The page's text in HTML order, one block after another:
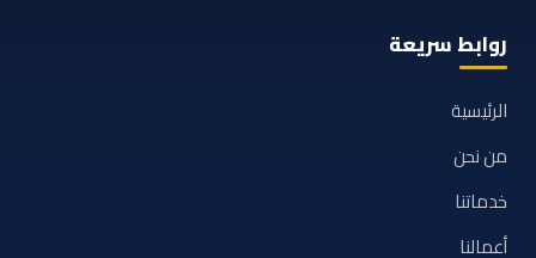
روابط سريعة
الرئيسية
من نحن
خدماتنا
أعمالنا